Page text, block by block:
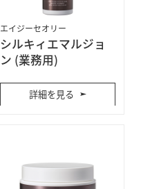
エイジーセオリー
シルキィエマルジョ
ン (業務用)
詳細を見る